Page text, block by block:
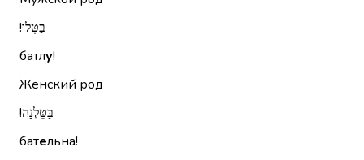
בַּטְּלוּ!‏
батлу!
Женский род
בַּטֵּלְנָה!‏
бательна!